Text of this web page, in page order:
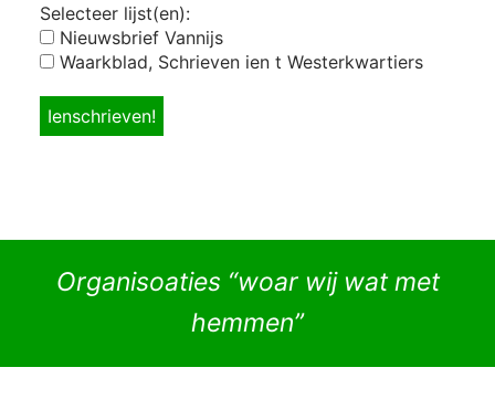
Selecteer lijst(en):
Nieuwsbrief Vannijs
Waarkblad, Schrieven ien t Westerkwartiers
Organisoaties “woar wij wat met
hemmen”